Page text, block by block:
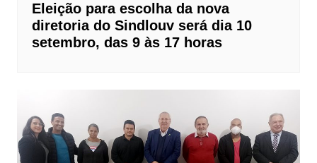
Eleição para escolha da nova
diretoria do Sindlouv será dia 10
setembro, das 9 às 17 horas